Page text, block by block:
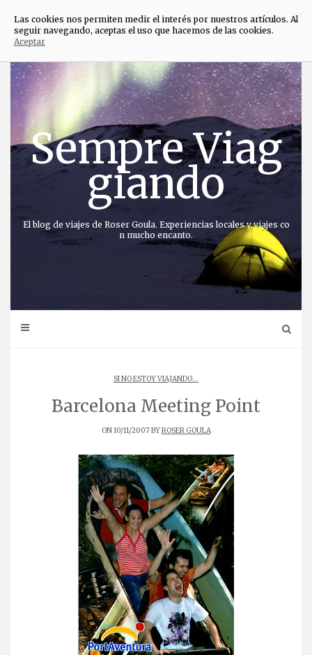
Saltar
contenido
Sempre Viag
giando
El blog de viajes de Roser Goula. Experiencias locales y viajes co
n mucho encanto.
SI NO ESTOY VIAJANDO...
Barcelona Meeting Point
ON 10/11/2007 BYROSER GOULA
×
Las cookies nos permiten medir el interés por nuestros artículos. Al
seguir navegando, aceptas el uso que hacemos de las cookies.
Aceptar